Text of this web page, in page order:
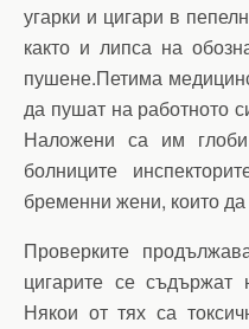
угарки и цигари в
както и липса на
пушене.Петима
да пушат на работното
Наложени са им
болниците
бременни жени, които
Проверките
цигарите се
Някои от тях са